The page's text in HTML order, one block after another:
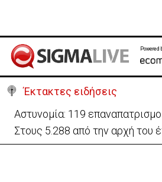
Powered
Έκτακτες ειδήσεις
Θέλει να ξαναζωντανέψει την
Προύντζος - «Πληγώνει τις